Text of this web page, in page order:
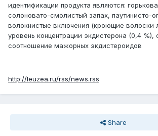
идентификации продукта являются:
солоновато-смолистый запах, паутинисто-
волокнистые включения (кроющие волоски
уровень концентрации экдистерона (0,4 %),
соотношение мажорных экдистероидов
http://leuzea.ru/rss/news.rss
Share